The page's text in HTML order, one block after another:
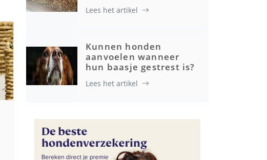
Lees het artikel
Kunnen honden
aanvoelen wanneer
hun baasje gestrest is?
Lees het artikel